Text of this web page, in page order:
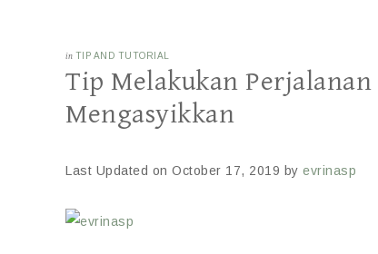
in TIP AND TUTORIAL
Tip Melakukan
Mengasyikkan
Last Updated on October 17, 2019 by evrinasp